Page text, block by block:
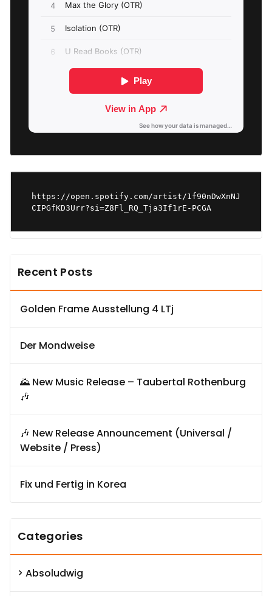
https://open.spotify.com/artist/1f90nDwXnNJ
CIPGfKD3Urr?si=Z8Fl_RQ_Tja3If1rE-PCGA
Recent Posts
Golden Frame Ausstellung 4 LTj
Der Mondweise
🌄 New Music Release – Taubertal Rothenburg
🎶
🎶 New Release Announcement (Universal /
Website / Press)
Fix und Fertig in Korea
Categories
Absoludwig